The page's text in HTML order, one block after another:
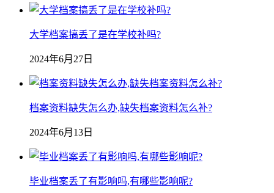
大学档案搞丢了是在学校补吗?
2024年6月27日
档案资料缺失怎么办,缺失档案资料怎么补?
2024年6月13日
毕业档案丢了有影响吗,有哪些影响呢?